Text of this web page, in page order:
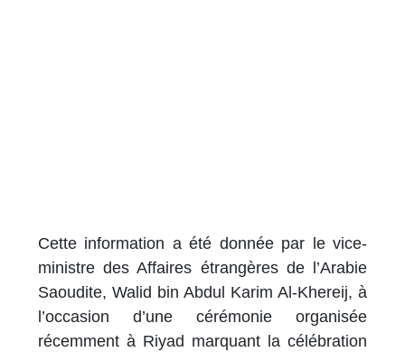
Cette information a été donnée par le vice-
ministre des Affaires étrangères de l’Arabie
Saoudite, Walid bin Abdul Karim Al-Khereij, à
l’occasion d’une cérémonie organisée
récemment à Riyad marquant la célébration